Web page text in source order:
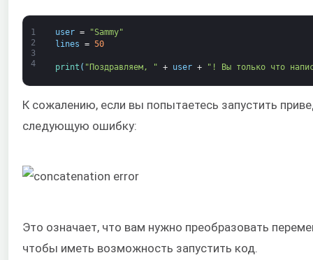
1
2
3
4
user =
"Sammy"
lines = 50
print ( "Поздравляем, " + user + "! Вы только что
К сожалению, если вы попытаетесь запустить
следующую ошибку:
Это означает, что вам нужно преобразовать
чтобы иметь возможность запустить код.